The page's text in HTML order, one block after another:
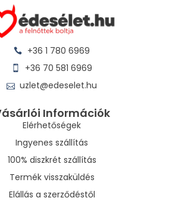
+36 1 780 6969
+36 70 581 6969
uzlet@edeselet.hu
Információk
Elérhetőségek
Ingyenes szállítás
100% diszkrét szállítás
Termék visszaküldés
Elállás a szerződéstől